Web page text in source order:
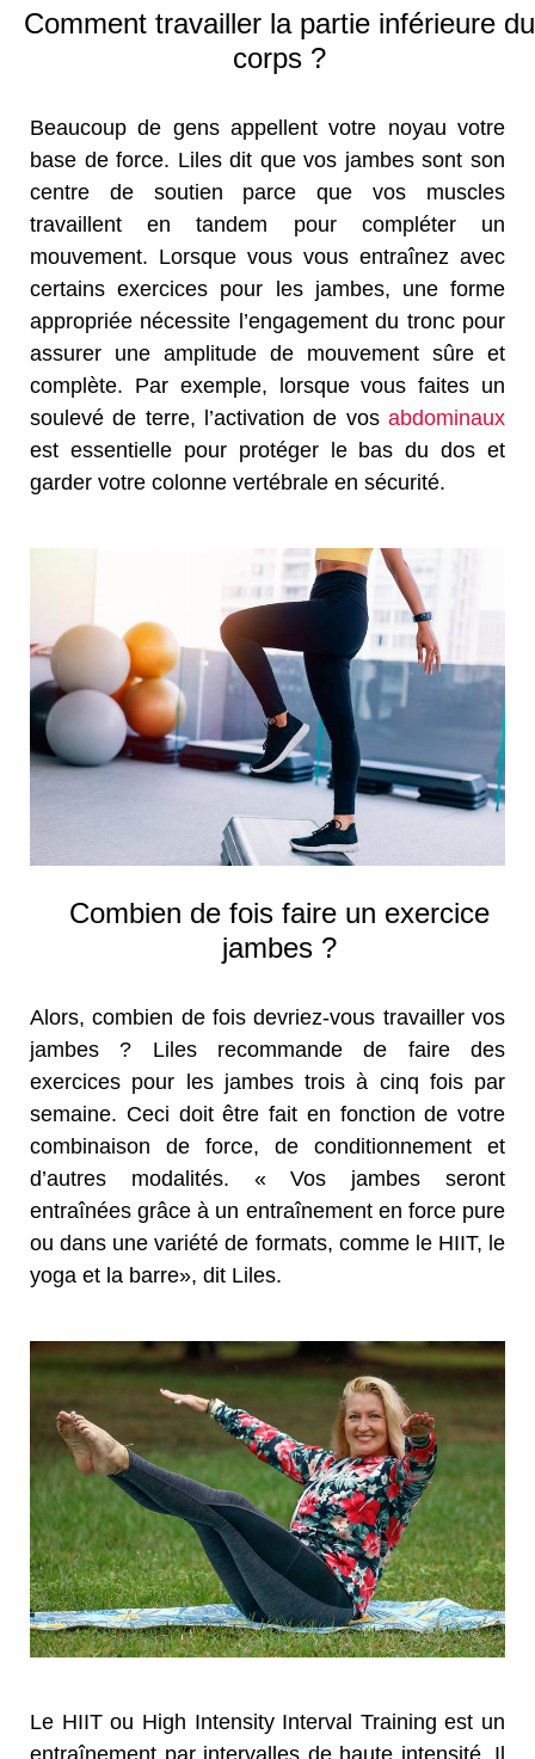
Comment travailler la partie inférieure du
corps ?
Beaucoup de gens appellent votre noyau votre
base de force. Liles dit que vos jambes sont son
centre de soutien parce que vos muscles
travaillent en tandem pour compléter un
mouvement. Lorsque vous vous entraînez avec
certains exercices pour les jambes, une forme
appropriée nécessite l’engagement du tronc pour
assurer une amplitude de mouvement sûre et
complète. Par exemple, lorsque vous faites un
soulevé de terre, l’activation de vos abdominaux
est essentielle pour protéger le bas du dos et
garder votre colonne vertébrale en sécurité.
Combien de fois faire un exercice
jambes ?
Alors, combien de fois devriez-vous travailler vos
jambes ? Liles recommande de faire des
exercices pour les jambes trois à cinq fois par
semaine. Ceci doit être fait en fonction de votre
combinaison de force, de conditionnement et
d’autres modalités. « Vos jambes seront
entraînées grâce à un entraînement en force pure
ou dans une variété de formats, comme le HIIT, le
yoga et la barre», dit Liles.
Le HIIT ou High Intensity Interval Training est un